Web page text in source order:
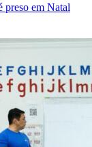
preso em Natal